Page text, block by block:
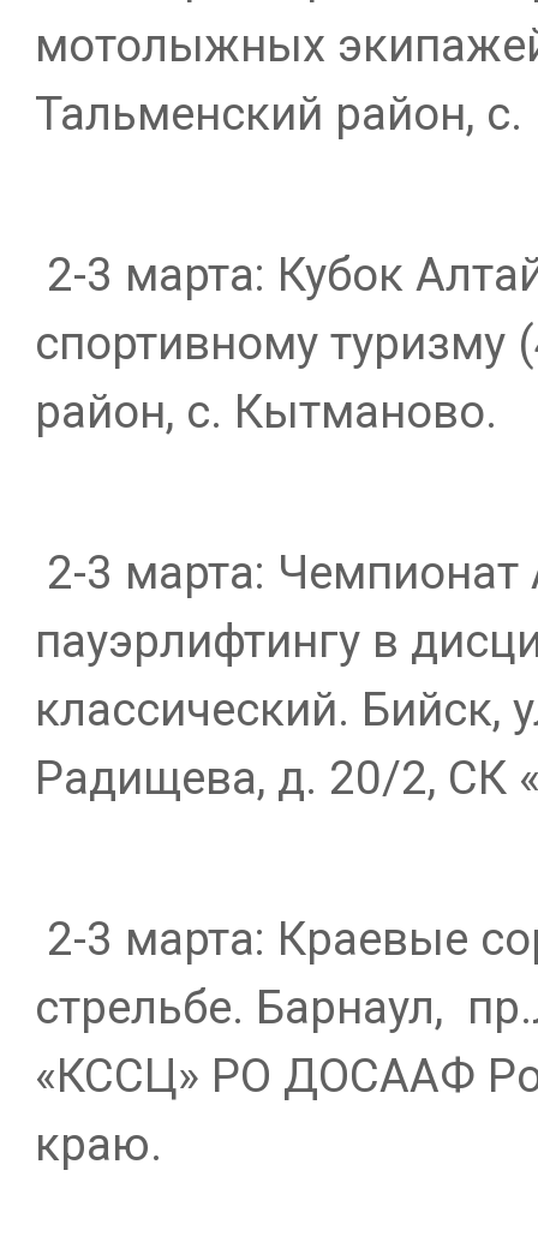
мотолыжных
Тальменский район,
2-3 марта: Кубок
спортивному туризму
район, с. Кытманово.
2-3 марта: Чемпионат
пауэрлифтингу в
классический. Бийск,
Радищева, д. 20/2, СК
2-3 марта: Краевые
стрельбе. Барнаул,
«КССЦ» РО ДОСААФ
краю.